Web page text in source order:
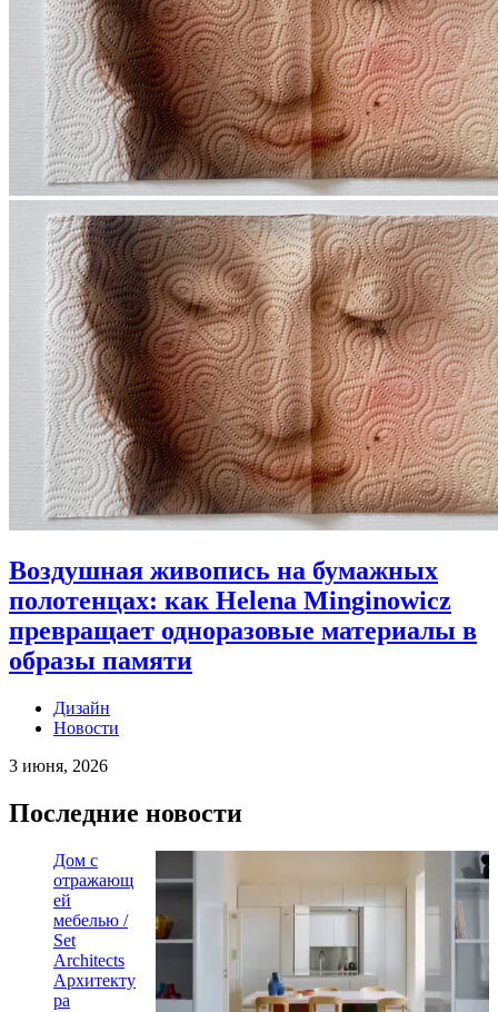
Воздушная живопись на бумажных
полотенцах: как Helena Minginowicz
превращает одноразовые материалы в
образы памяти
Дизайн
Новости
3 июня, 2026
Последние новости
Дом с
отражающ
ей
мебелью /
Set
Architects
Архитекту
ра